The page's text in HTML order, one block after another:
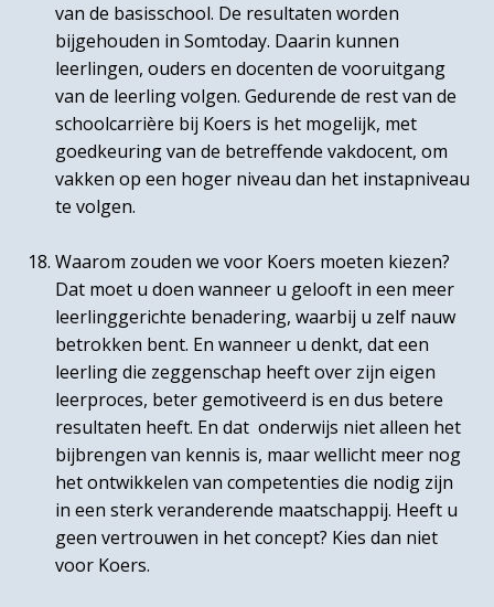
van de basisschool. De resultaten worden
bijgehouden in Somtoday. Daarin kunnen
leerlingen, ouders en docenten de vooruitgang
van de leerling volgen. Gedurende de rest van de
schoolcarrière bij Koers is het mogelijk, met
goedkeuring van de betreffende vakdocent, om
vakken op een hoger niveau dan het instapniveau
te volgen.
Waarom zouden we voor Koers moeten kiezen?
Dat moet u doen wanneer u gelooft in een meer
leerlinggerichte benadering, waarbij u zelf nauw
betrokken bent. En wanneer u denkt, dat een
leerling die zeggenschap heeft over zijn eigen
leerproces, beter gemotiveerd is en dus betere
resultaten heeft. En dat onderwijs niet alleen het
bijbrengen van kennis is, maar wellicht meer nog
het ontwikkelen van competenties die nodig zijn
in een sterk veranderende maatschappij. Heeft u
geen vertrouwen in het concept? Kies dan niet
voor Koers.